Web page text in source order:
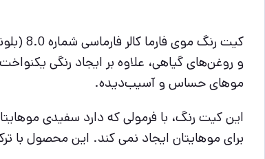
کیت
و روغن‌های گیاهی، علاوه بر ایجاد رنگی
موهای حساس و آسیب‌دیده.
این کیت رنگ، با فرمولی که دارد سفیدی
برای موهایتان ایجاد نمی کند. این محصول با